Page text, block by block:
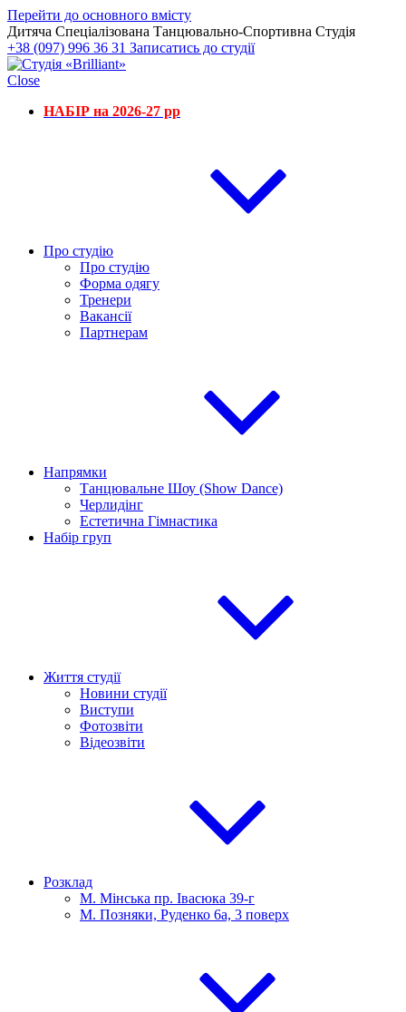
Перейти до основного вмісту
Дитяча Спеціалізована Танцювально-Спортивна Студія
+38 (097) 996 36 31 Записатись до студії
Close
НАБІР на 2026-27 рр
Про студію
Про студію
Форма одягу
Тренери
Вакансії
Партнерам
Напрямки
Танцювальне Шоу (Show Dance)
Черлидінг
Естетична Гімнастика
Набір груп
Життя студії
Новини студії
Виступи
Фотозвіти
Відеозвіти
Розклад
М. Мінська пр. Івасюка 39-г
М. Позняки, Руденко 6а, 3 поверх